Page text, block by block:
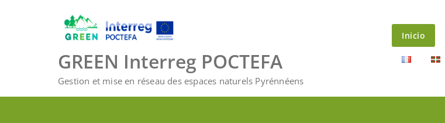
GREEN Interreg POCTEFA
Gestion et mise en réseau des espaces naturels Pyrénnéens
Inicio